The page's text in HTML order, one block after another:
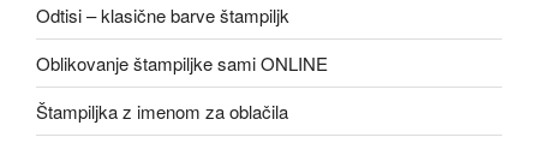
Odtisi – klasične barve štampiljk
Oblikovanje štampiljke sami ONLINE
Štampiljka z imenom za oblačila